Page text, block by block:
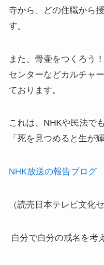
寺から、どの住職から
す。
また、骨壷をつくろう
センターなどカルチャ
ております。
これは、NHKや民法で
「死を見つめると生が
NHK放送の報告ブログ
（読売日本テレビ文化
自分で自分の戒名を考